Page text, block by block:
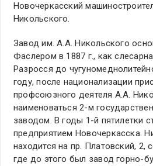
Новочеркасский
Никольского.
Завод им. А.А. Никольского
Фаслером в 1887 г., как
Разросся до
году, после национализации
профсоюзного деятеля А.А.
наименоваться 2-м
заводом. В годы 1-й пятилетки
предприятием Новочеркасска.
находится на пр. Платовский, 2,
где до этого был завод горно-